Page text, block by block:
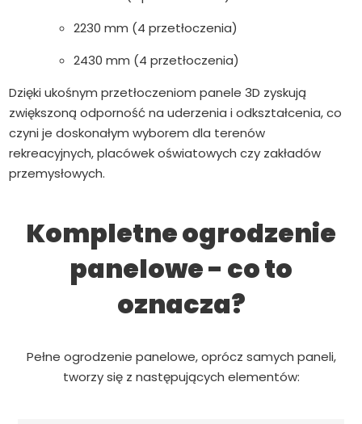
2230 mm (4 przetłoczenia)
2430 mm (4 przetłoczenia)
Dzięki ukośnym przetłoczeniom panele 3D zyskują
zwiększoną odporność na uderzenia i odkształcenia, co
czyni je doskonałym wyborem dla terenów
rekreacyjnych, placówek oświatowych czy zakładów
przemysłowych.
Kompletne ogrodzenie
panelowe - co to
oznacza?
Pełne ogrodzenie panelowe, oprócz samych paneli,
tworzy się z następujących elementów: